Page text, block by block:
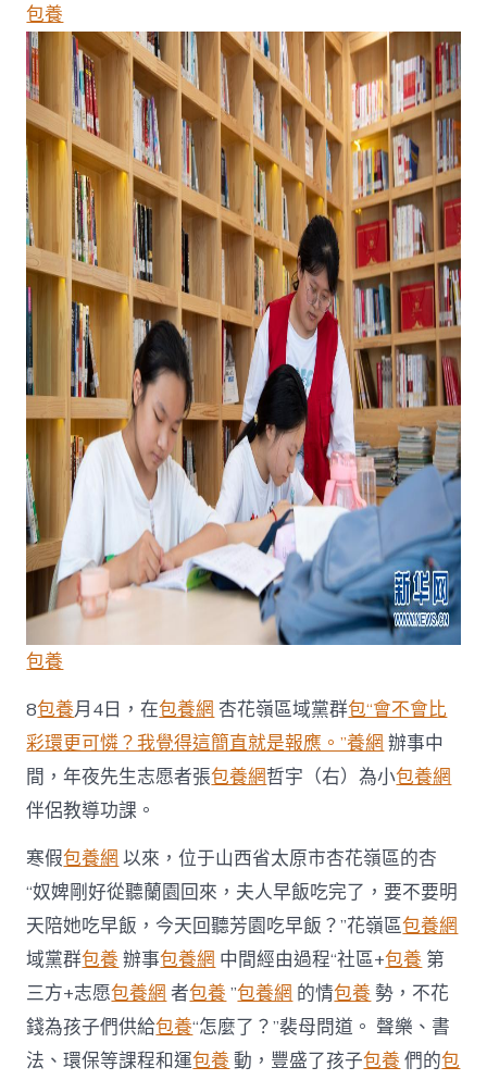
落
復
興
在
線
_
國
度
村
台
包
養
經
驗
落
復
興
信
息
門
戶〉
中
包養
包養
8包養月4日，在包養網 杏花嶺區域黨群包“會不會比
彩環更可憐？我覺得這簡直就是報應。”養網 辦事中
間，年夜先生志愿者張包養網哲宇（右）為小包養網
伴侶教導功課。
寒假包養網 以來，位于山西省太原市杏花嶺區的杏
“奴婢剛好從聽蘭園回來，夫人早飯吃完了，要不要明
天陪她吃早飯，今天回聽芳園吃早飯？”花嶺區包養網
域黨群包養 辦事包養網 中間經由過程“社區+包養 第
三方+志愿包養網 者包養 ”包養網 的情包養 勢，不花
錢為孩子們供給包養“怎麼了？”裴母問道。 聲樂、書
法、環保等課程和運包養 動，豐盛了孩子包養 們的包